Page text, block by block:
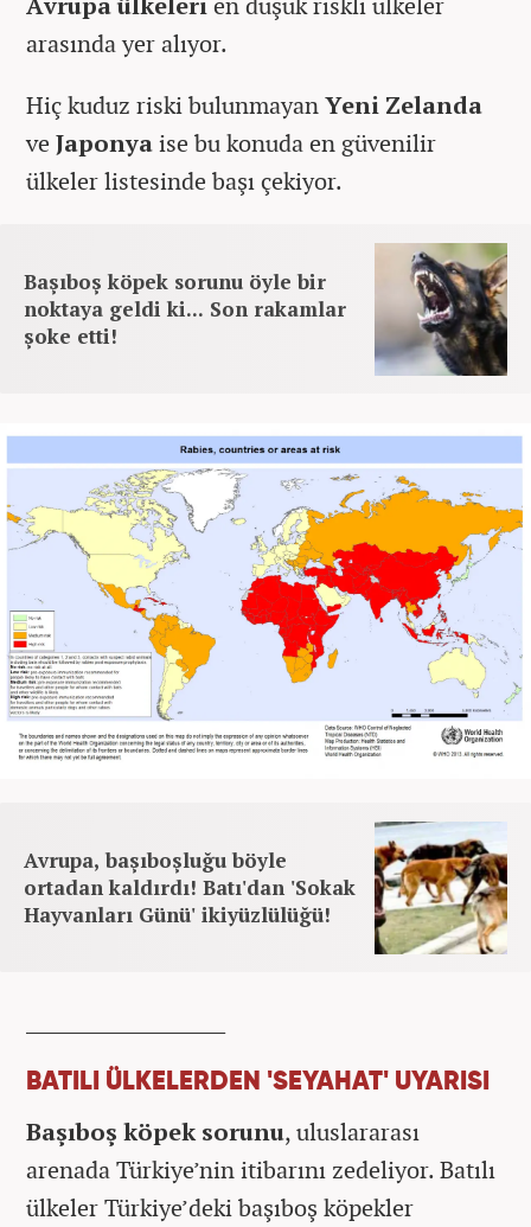
arasında yer alıyor.
Hiç kuduz riski bulunmayanYeni Zelanda
ve Japonyaise bu konuda en güvenilir
ülkeler listesinde başı çekiyor.
Başıboş köpek sorunu öyle bir
noktaya geldi ki... Son rakamlar
şoke etti!
Avrupa, başıboşluğu böyle
ortadan kaldırdı! Batı'dan 'Sokak
Hayvanları Günü' ikiyüzlülüğü!
BATILI ÜLKELERDEN 'SEYAHAT' UYARISI
Başıboş köpek sorunu, uluslararası
arenada Türkiye’nin itibarını zedeliyor. Batılı
ülkeler Türkiye’deki başıboş köpekler